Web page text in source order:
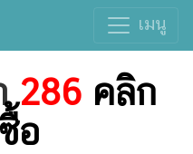
เมนู
286 คลิก
อ